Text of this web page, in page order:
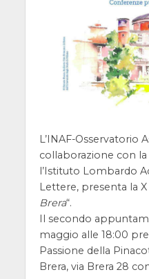
L’INAF-Osservatorio
collaborazione con
l’Istituto Lombardo
Lettere, presenta la X
Brera“.
Il secondo
maggio alle 18:00
Passione della
Brera, via Brera 28